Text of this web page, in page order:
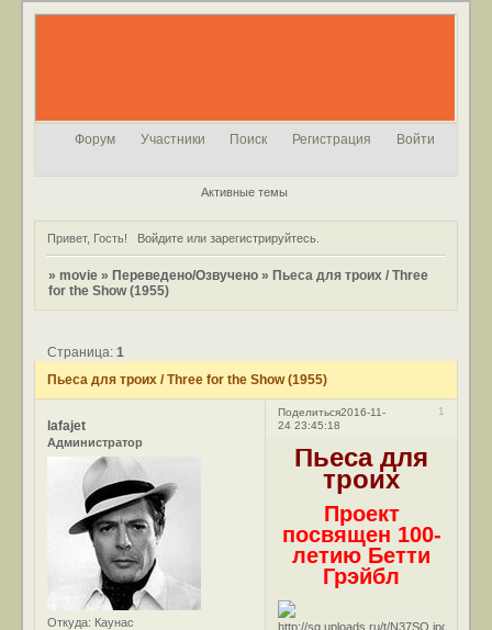
Форум Участники Поиск Регистрация Войти
Активные темы
Привет, Гость! Войдитеили зарегистрируйтесь.
»movie » Переведено/Озвучено » Пьеса для троих / Three
for the Show (1955)
Пьеса для троих / Three for the Show (1955)
Страница:1
Поделиться 1
2016-11-
24 23:45:18
lafajet
Администратор
Откуда: Каунас
Пьеса для
троих
Проект
посвящен 100-
летию Бетти
Грэйбл